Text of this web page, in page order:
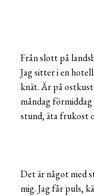
Från slott på
Jag sitter i en
knät. Är på
måndag
stund, äta frukost
Det är något med
mig. Jag får puls,